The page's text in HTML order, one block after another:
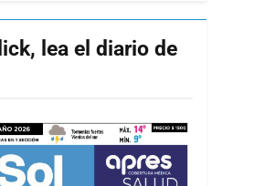
lea el diario de